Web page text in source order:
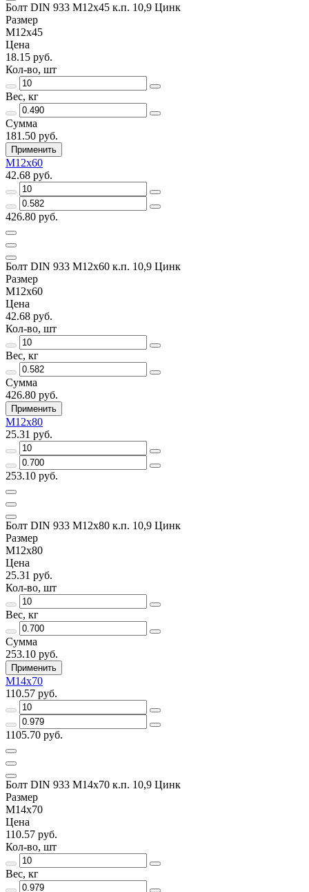
Болт DIN 933 М12х45 к.п. 10,9 Цинк
Размер
М12х45
Цена
18.15 руб.
Кол-во, шт
Вес, кг
Сумма
181.50 руб.
Применить
М12х60
42.68 руб.
426.80 руб.
Болт DIN 933 М12х60 к.п. 10,9 Цинк
Размер
М12х60
Цена
42.68 руб.
Кол-во, шт
Вес, кг
Сумма
426.80 руб.
Применить
М12х80
25.31 руб.
253.10 руб.
Болт DIN 933 М12х80 к.п. 10,9 Цинк
Размер
М12х80
Цена
25.31 руб.
Кол-во, шт
Вес, кг
Сумма
253.10 руб.
Применить
М14х70
110.57 руб.
1105.70 руб.
Болт DIN 933 М14х70 к.п. 10,9 Цинк
Размер
М14х70
Цена
110.57 руб.
Кол-во, шт
Вес, кг